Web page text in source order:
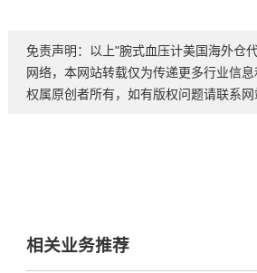
免责声明：以上"腕式血压计美国海外仓
网络，本网站转载仅为传递更多行业信
权属原创者所有，如有版权问题请联系网
相关业务推荐